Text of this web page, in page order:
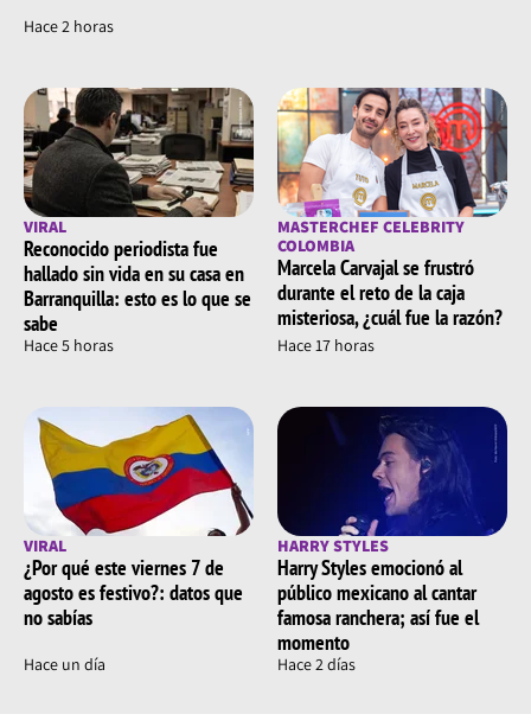
Hace 2 horas
VIRAL
Reconocido periodista fue
hallado sin vida en su casa en
Barranquilla: esto es lo que se
sabe
Hace 5 horas
MASTERCHEF CELEBRITY
COLOMBIA
Marcela Carvajal se frustró
durante el reto de la caja
misteriosa, ¿cuál fue la razón?
Hace 17 horas
VIRAL
¿Por qué este viernes 7 de
agosto es festivo?: datos que
no sabías
Hace un día
HARRY STYLES
Harry Styles emocionó al
público mexicano al cantar
famosa ranchera; así fue el
momento
Hace 2 días